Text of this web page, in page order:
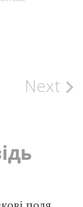
Next